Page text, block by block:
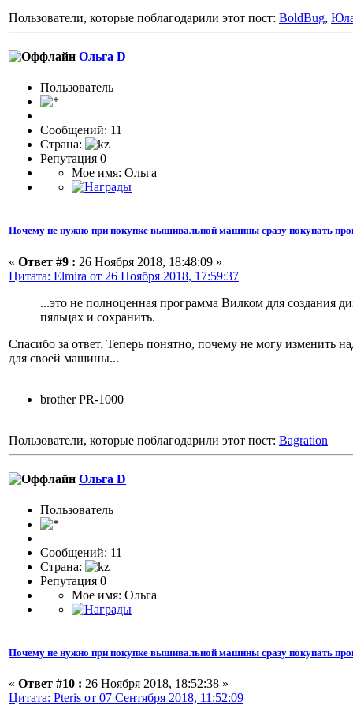
Пользователи, которые поблагодарили этот пост: BoldBug,
Ольга D
Пользоватeль
Сообщений: 11
Страна:
Репутация 0
Мое имя: Ольга
Почему не нужно при покупке вышивальной машины сразу покупать
« Ответ #9 : 26 Ноября 2018, 18:48:09 »
Цитата: Elmira от 26 Ноября 2018, 17:59:37
...это не полноценная программа Вилком для создания
пяльцах и сохранить.
Спасибо за ответ. Теперь понятно, почему не могу изменить
для своей машины...
brother PR-1000
Пользователи, которые поблагодарили этот пост: Bagration
Ольга D
Пользоватeль
Сообщений: 11
Страна:
Репутация 0
Мое имя: Ольга
Почему не нужно при покупке вышивальной машины сразу покупать
« Ответ #10 : 26 Ноября 2018, 18:52:38 »
Цитата: Pteris от 07 Сентября 2018, 11:52:09